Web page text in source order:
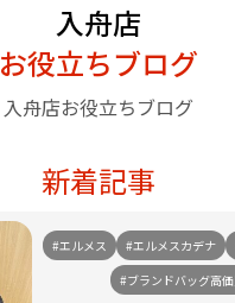
入舟店
お役立ちブログ
入舟店お役立ちブログ
新着記事
#エルメス #エルメスカデナ
#ブランドバッグ高